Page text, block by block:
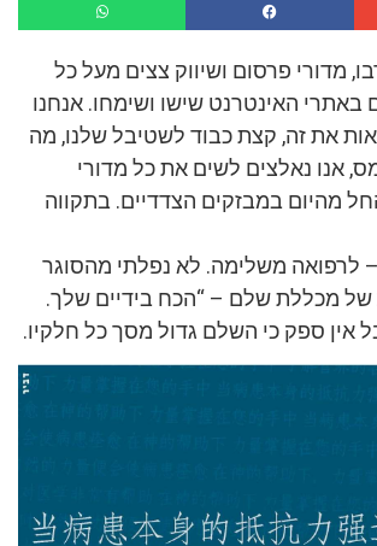
מדורי פרסום ושיווק צצים מעל כל
באתרי האינטרנט שישו ושימחו. אנחנו
את זה, קצת כבוד לשטיבל שלנו, מה
אנו נאלצים לשים את כל מדורי
מהיום במבזקים הצדדיים. בתקווה
– לרפואה משלימה. לא נפלתי מהסוגר
של מכללת שלם – “הכח בידיים שלך.
אין ספק כי השלם גדול מסך כל חלקיו.